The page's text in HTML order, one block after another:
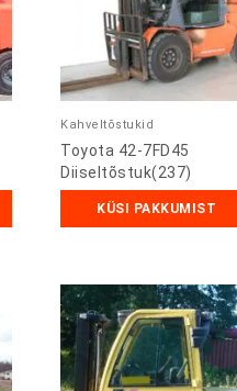
Kahveltõstukid
Toyota 42-7FD45
Diiseltõstuk(237)
KÜSI PAKKUMIST